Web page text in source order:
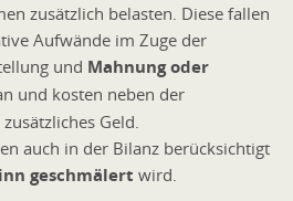
zusätzlich belasten. Diese fallen
Aufwände im Zuge der
und Mahnung oder
und kosten neben der
Geld.
auch in der Bilanz berücksichtigt
geschmälert wird.